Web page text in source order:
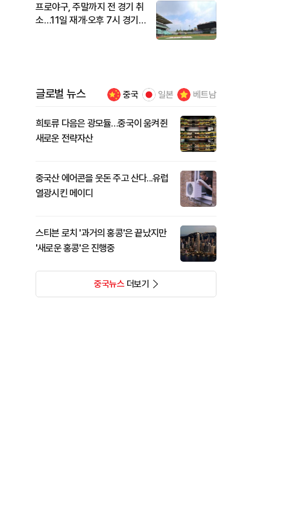
프로야구, 주말까지 전 경기 취
소…11일 재개·오후 7시 경기
글로벌 뉴스 중국 일본 베트남
희토류 다음은 광모듈…중국이 움켜쥔
새로운 전략자산
중국산 에어콘을 웃돈 주고 산다...유럽
열광시킨 메이디
스티븐 로치 '과거의 홍콩'은 끝났지만
'새로운 홍콩'은 진행중
중국뉴스더보기